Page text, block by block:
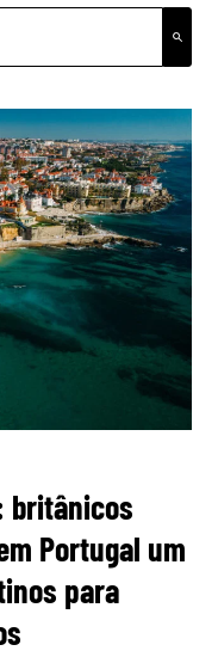
britânicos
Portugal um
para